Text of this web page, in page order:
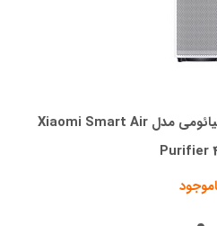
دستگاه تصفیه کننده هوا شیائومی مدل Xiaomi Smart Air
Purifier